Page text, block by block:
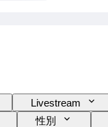
Livestream
性別